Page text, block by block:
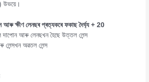
আৰু ক্ষীণ লেনছৰ প্ৰত্যকৰে ফকাছ দৈৰ্ঘ্য + 20
দাপোন আৰু লেনছখন হৈছে উত্তল লেন্স
অৱতল লেন্স